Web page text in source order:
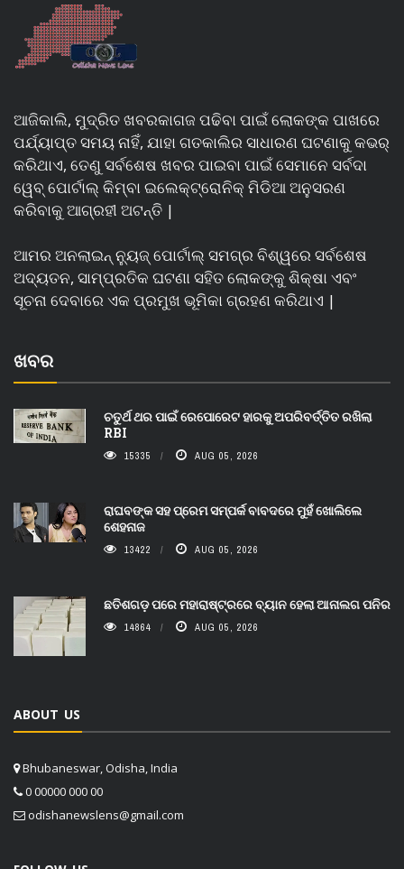
ଆଜିକାଲି, ମୁଦ୍ରିତ ଖବରକାଗଜ ପଢିବା ପାଇଁ ଲୋକଙ୍କ ପାଖରେ
ପର୍ଯ୍ୟାପ୍ତ ସମୟ ନାହିଁ, ଯାହା ଗତକାଲିର ସାଧାରଣ ଘଟଣାକୁ କଭର୍
କରିଥାଏ, ତେଣୁ ସର୍ବଶେଷ ଖବର ପାଇବା ପାଇଁ ସେମାନେ ସର୍ବଦା
ୱେବ୍ ପୋର୍ଟାଲ୍ କିମ୍ବା ଇଲେକ୍ଟ୍ରୋନିକ୍ ମିଡିଆ ଅନୁସରଣ
କରିବାକୁ ଆଗ୍ରହୀ ଅଟନ୍ତି |
ଆମର ଅନଲାଇନ୍ ନ୍ୟୁଜ୍ ପୋର୍ଟାଲ୍ ସମଗ୍ର ବିଶ୍ୱରେ ସର୍ବଶେଷ
ଅଦ୍ୟତନ, ସାମ୍ପ୍ରତିକ ଘଟଣା ସହିତ ଲୋକଙ୍କୁ ଶିକ୍ଷା ଏବଂ
ସୂଚନା ଦେବାରେ ଏକ ପ୍ରମୁଖ ଭୂମିକା ଗ୍ରହଣ କରିଥାଏ |
ଖବର
ଚତୁର୍ଥ ଥର ପାଇଁ ରେପୋରେଟ ହାରକୁ ଅପରିବର୍ତ୍ତିତ ରଖିଲା
RBI
15335 AUG 05, 2026
ରାଘବଙ୍କ ସହ ପ୍ରେମ ସମ୍ପର୍କ ବାବଦରେ ମୁହଁ ଖୋଲିଲେ
ଶେହନାଜ
13422 AUG 05, 2026
ଛତିଶଗଡ଼ ପରେ ମହାରାଷ୍ଟ୍ରରେ ବ୍ୟାନ ହେଲା ଆନାଲଗ ପନିର
14864 AUG 05, 2026
ABOUT US
Bhubaneswar, Odisha, India
0 00000 000 00
odishanewslens@gmail.com